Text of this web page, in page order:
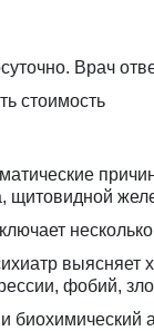
Врач
стоимость
щитовидной
выясняет
фобий,
биохимический